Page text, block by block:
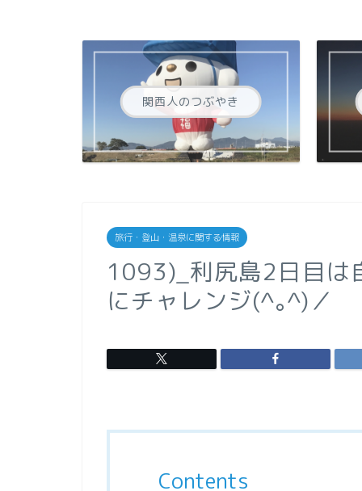
関西人のつぶやき
旅行・登山・温泉に関する情報
1093)_利尻島2日目は
にチャレンジ(^｡^)／
Contents